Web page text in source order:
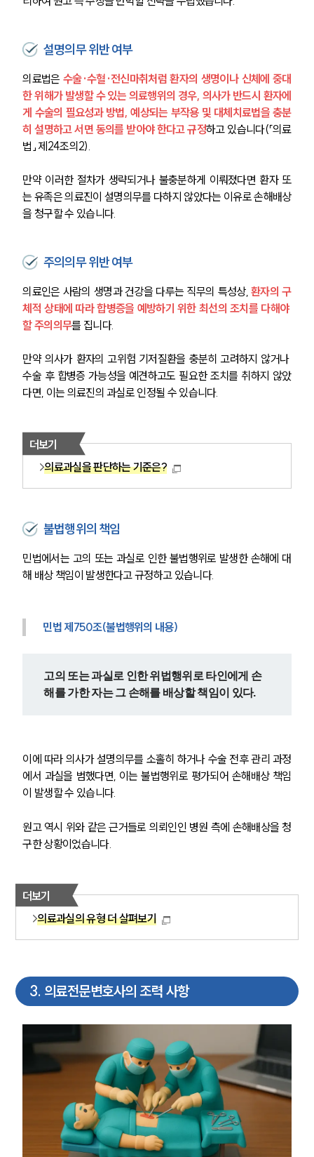
설명의무 위반 여부
의료법은 수술·수혈·전신마취처럼 환자의 생명이나 신체에 중대
한 위해가 발생할 수 있는 의료행위의 경우, 의사가 반드시 환자에
게 수술의 필요성과 방법, 예상되는 부작용 및 대체치료법을 충분
히 설명하고 서면 동의를 받아야 한다고 규정하고 있습니다(「의료
법」 제24조의2).
만약 이러한 절차가 생략되거나 불충분하게 이뤄졌다면 환자 또
는 유족은 의료진이 설명의무를 다하지 않았다는 이유로 손해배상
을 청구할 수 있습니다.
주의의무 위반 여부
의료인은 사람의 생명과 건강을 다루는 직무의 특성상, 환자의 구
체적 상태에 따라 합병증을 예방하기 위한 최선의 조치를 다해야
할 주의의무를 집니다.
만약 의사가 환자의 고위험 기저질환을 충분히 고려하지 않거나
수술 후 합병증 가능성을 예견하고도 필요한 조치를 취하지 않았
다면, 이는 의료진의 과실로 인정될 수 있습니다.
더보기
의료과실을 판단하는 기준은?
불법행위의 책임
민법에서는 고의 또는 과실로 인한 불법행위로 발생한 손해에 대
해 배상 책임이 발생한다고 규정하고 있습니다.
민법 제750조(불법행위의 내용)
고의 또는 과실로 인한 위법행위로 타인에게 손
해를 가한 자는 그 손해를 배상할 책임이 있다.
이에 따라 의사가 설명의무를 소홀히 하거나 수술 전후 관리 과정
에서 과실을 범했다면, 이는 불법행위로 평가되어 손해배상 책임
이 발생할 수 있습니다.
원고 역시 위와 같은 근거들로 의뢰인인 병원 측에 손해배상을 청
구한 상황이었습니다.
더보기
의료과실의 유형 더 살펴보기
3. 의료전문변호사의 조력 사항